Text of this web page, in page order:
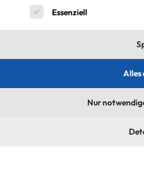
Thomas Porten
eine Liste der Service-
Essenziell
Alles
Nur